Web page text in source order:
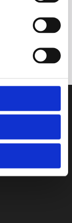
Subskrybować